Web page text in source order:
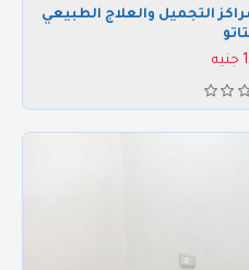
يد ورجل مقاس 30*45 لمراكز التجميل والعلاج الطبيعي